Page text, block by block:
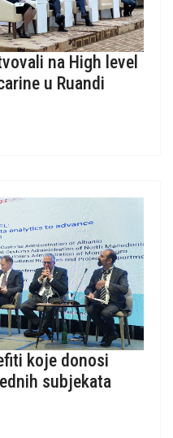
na High level
u Ruandi
koje donosi
subjekata